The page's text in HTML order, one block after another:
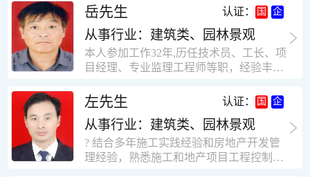
思想积极上进，接受能力和独立能力强，
有很强的团队精神和集体荣誉感。做事认
真负责，有很强的责任心。秉承山大扎
实、厚重的学风。为人正直、诚信、稳
重。有强烈的上进心、事业心。有很强的
工作学习认真踏实，能够吃苦耐劳，责任
心强。 性格外向、开朗，有良好的人
际关系和一定的组织能力。做事认真负
责、积极肯干。我有信心在今后的工作岗
位上发挥自己的才能!积极的人生观，在我
的字典中没有“放弃”，始终坚信只要努力
岳先生 认证：
从事行业：建筑类、园林景观
本人参加工作32年,历任技术员、工长、项
目经理、专业监理工程师等职，经验丰
计，工程经济技术分析，能适应建筑行业
各种岗位，组织协调能力强，技术全面，
适用工地管理． 本人1978年高中毕业，同
年参加工作，至今已在建筑行业工作了30
年。从1978年进入本县建筑公司学徒开始
左先生 认证：
从事行业：建筑类、园林景观
? 结合多年施工实践经验和房地产开发管
理经验，熟悉施工和地产项目工程控制要